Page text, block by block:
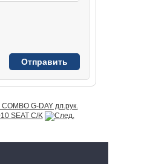
G-DAY дл.рук.
SEAT C/K